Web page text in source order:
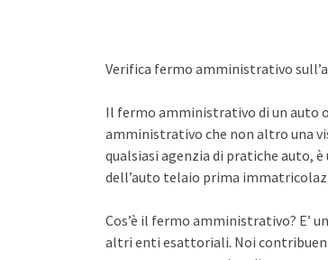
Verifica fermo amministrativo
Il fermo amministrativo di un auto
amministrativo che non altro una
qualsiasi agenzia di pratiche auto,
dell’auto telaio prima
Cos’è il fermo amministrativo? E’
altri enti esattoriali. Noi